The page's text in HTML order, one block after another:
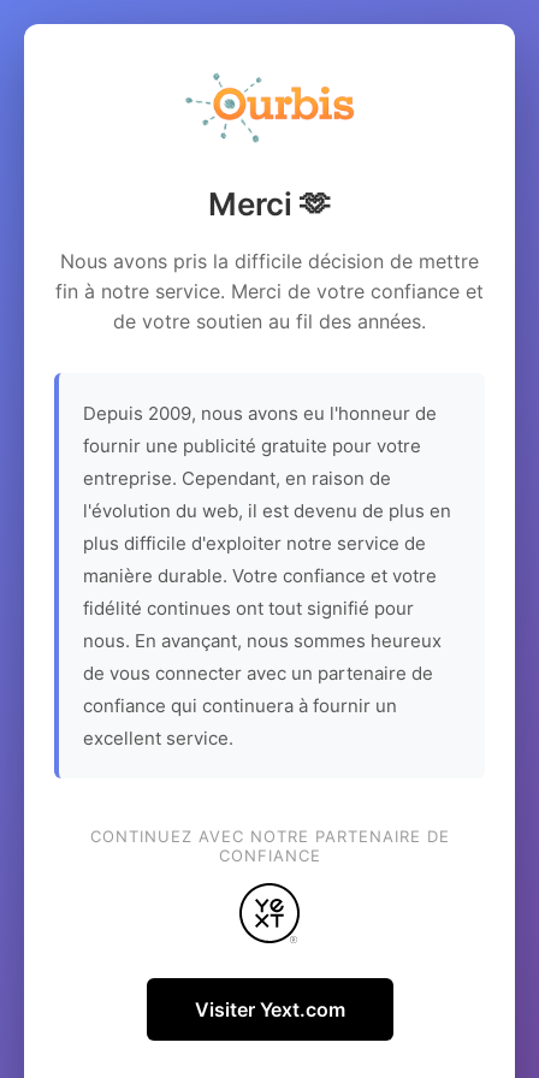
Merci 🫶
Nous avons pris la difficile décision de mettre
fin à notre service. Merci de votre confiance et
de votre soutien au fil des années.
Depuis 2009, nous avons eu l'honneur de
fournir une publicité gratuite pour votre
entreprise. Cependant, en raison de
l'évolution du web, il est devenu de plus en
plus difficile d'exploiter notre service de
manière durable. Votre confiance et votre
fidélité continues ont tout signifié pour
nous. En avançant, nous sommes heureux
de vous connecter avec un partenaire de
confiance qui continuera à fournir un
excellent service.
CONTINUEZ AVEC NOTRE PARTENAIRE DE
CONFIANCE
Visiter Yext.com